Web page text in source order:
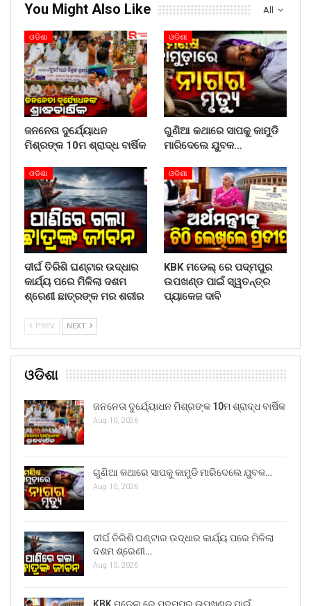
All
You Might Also Like
ଓଡିଶା
ଜନନେତା ଦୁର୍ଯ୍ୟୋଧନ
ମିଶ୍ରଙ୍କ 10ମ ଶ୍ରାଦ୍ଧ ବାର୍ଷିକ
ଓଡିଶା
ଗୁଣିଆ କଥାରେ ସାପକୁ କାମୁଡି
ମାରିଦେଲେ ଯୁବକ…
ଓଡିଶା
ଦୀର୍ଘ ତିରିଶି ଘଣ୍ଟାର ଉଦ୍ଧାର
କାର୍ଯ୍ୟ ପରେ ମିଳିଲା ଦଶମ
ଶ୍ରେଣୀ ଛାତ୍ରଙ୍କ ମର ଶରୀର
ଓଡିଶା
KBK ମଡେଲ୍ ରେ ପଦ୍ମପୁର
ଉପଖଣ୍ଡ ପାଇଁ ସ୍ୱତନ୍ତ୍ର
ପ୍ୟାକେଜ ଦାବି
PREV NEXT
ଓଡିଶା
ଜନନେତା ଦୁର୍ଯ୍ୟୋଧନ ମିଶ୍ରଙ୍କ 10ମ ଶ୍ରାଦ୍ଧ ବାର୍ଷିକ
Aug 10, 2026
ଗୁଣିଆ କଥାରେ ସାପକୁ କାମୁଡି ମାରିଦେଲେ ଯୁବକ…
Aug 10, 2026
ଦୀର୍ଘ ତିରିଶି ଘଣ୍ଟାର ଉଦ୍ଧାର କାର୍ଯ୍ୟ ପରେ ମିଳିଲା
ଦଶମ ଶ୍ରେଣୀ…
Aug 10, 2026